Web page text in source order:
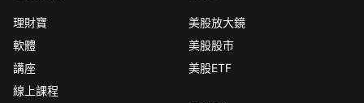
理財寶
軟體
講座
線上課程
美股放大鏡
美股股市
美股ETF